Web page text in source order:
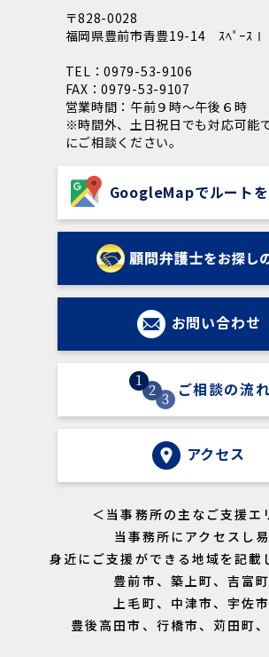
〒828-0028
福岡県豊前市青豊19-14 ｽﾍﾟｰｽⅠ
TEL：0979-53-9106
FAX：0979-53-9107
営業時間：午前９時～午後６時
※時間外、土日祝日でも対応可能
にご相談ください。
GoogleMapでルート
お問い合わせ
ご相談の流れ
アクセス
＜当事務所の主なご支援エ
当事務所にアクセスし易
身近にご支援ができる地域を記載
豊前市、築上町、吉富町
上毛町、中津市、宇佐市
豊後高田市、行橋市、苅田町